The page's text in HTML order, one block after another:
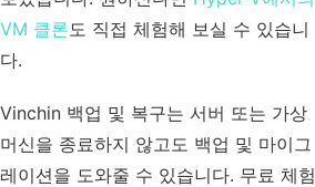
VM 클론 도 직접 체험해 보실 수 있습니
다.
Vinchin 백업 및 복구는 서버 또는 가상
머신을 종료하지 않고도 백업 및 마이그
레이션을 도와줄 수 있습니다. 무료 체험